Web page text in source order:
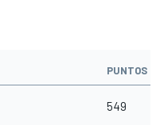
PUNTOS
549